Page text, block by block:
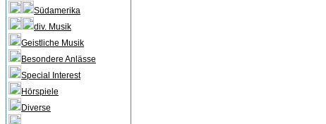
Südamerika
div. Musik
Geistliche Musik
Besondere Anlässe
Special Interest
Hörspiele
Diverse